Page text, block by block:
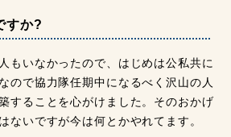
すか?
もいなかったので、はじめは公私共に
ので協力隊任期中になるべく沢山の人
することを心がけました。そのおかげ
ないですが今は何とかやれてます。